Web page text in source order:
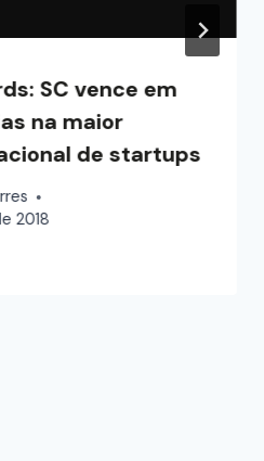
SC vence em
na maior
de startups
2018